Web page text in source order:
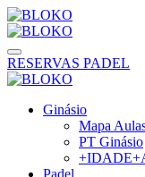
RESERVAS PADEL
Ginásio
Mapa
PT Ginásio
Padel